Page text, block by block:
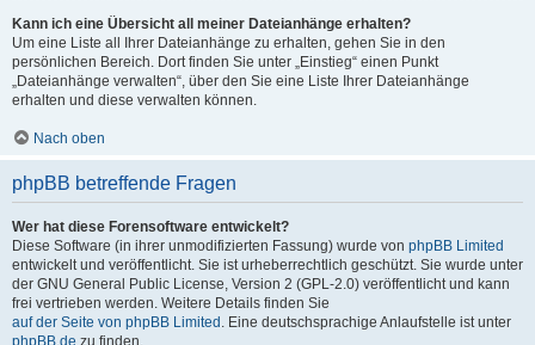
Kann ich eine Übersicht all meiner Dateianhänge erhalten?
Um eine Liste all Ihrer Dateianhänge zu erhalten, gehen Sie in den
persönlichen Bereich. Dort finden Sie unter „Einstieg“ einen Punkt
„Dateianhänge verwalten“, über den Sie eine Liste Ihrer Dateianhänge
erhalten und diese verwalten können.
Nach oben
phpBB betreffende Fragen
Wer hat diese Forensoftware entwickelt?
Diese Software (in ihrer unmodifizierten Fassung) wurde von phpBB Limited
entwickelt und veröffentlicht. Sie ist urheberrechtlich geschützt. Sie wurde unter
der GNU General Public License, Version 2 (GPL-2.0) veröffentlicht und kann
frei vertrieben werden. Weitere Details finden Sie
auf der Seite von phpBB Limited . Eine deutschsprachige Anlaufstelle ist unter
phpBB.de zu finden.